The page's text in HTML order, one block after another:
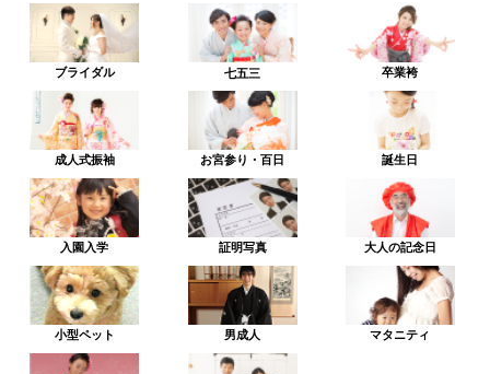
ブライダル 七五三 卒業袴
成人式振袖 お宮参り・百日 誕生日
入園入学 証明写真 大人の記念日
小型ペット 男成人 マタニティ